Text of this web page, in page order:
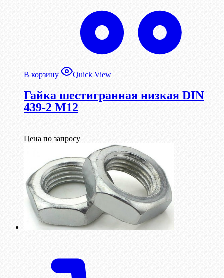
В корзину Quick View
Гайка шестигранная низкая DIN
439-2 М12
Цена по запросу